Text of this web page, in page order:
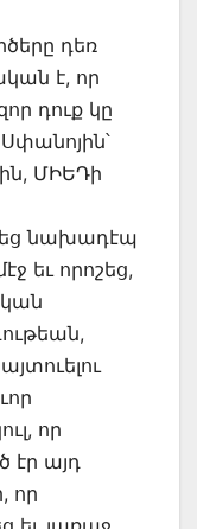
դեռ
է, որ
դուք կը
ՄԻԵԴի
նախադէպ
եւ որոշեց,
որ
էր այդ
որ